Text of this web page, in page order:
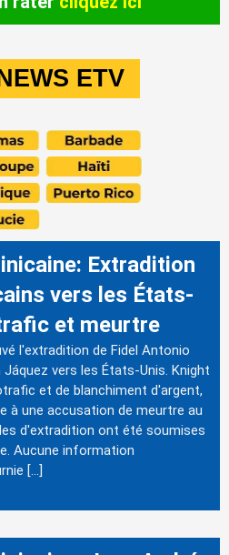
ETV
Extradition
vers les États-
et meurtre
l'extradition de Fidel Antonio
vers les États-Unis. Knight
et de blanchiment d'argent,
à une accusation de meurtre au
d'extradition ont été soumises
Aucune information
[…]